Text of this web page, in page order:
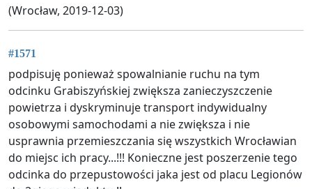
(Wrocław, 2019-12-03)
#1571
podpisuję ponieważ spowalnianie ruchu na tym
odcinku Grabiszyńskiej zwiększa zanieczyszczenie
powietrza i dyskryminuje transport indywidualny
osobowymi samochodami a nie zwiększa i nie
usprawnia przemieszczania się wszystkich Wrocławian
do miejsc ich pracy...!!! Konieczne jest poszerzenie tego
odcinka do przepustowości jaka jest od placu Legionów